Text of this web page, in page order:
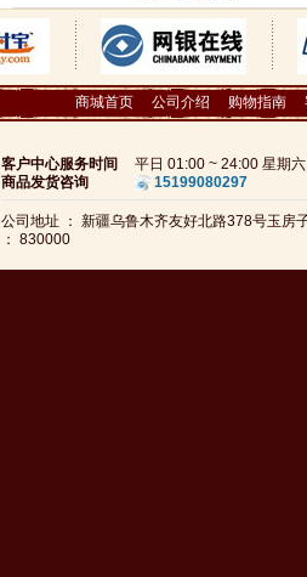
商城首页 公司介绍 购物指南
客户中心服务时间
平日 01:00 ~ 24:00 星期
商品发货咨询
15199080297
公司地址 ： 新疆乌鲁木齐友好北路378号玉
： 830000